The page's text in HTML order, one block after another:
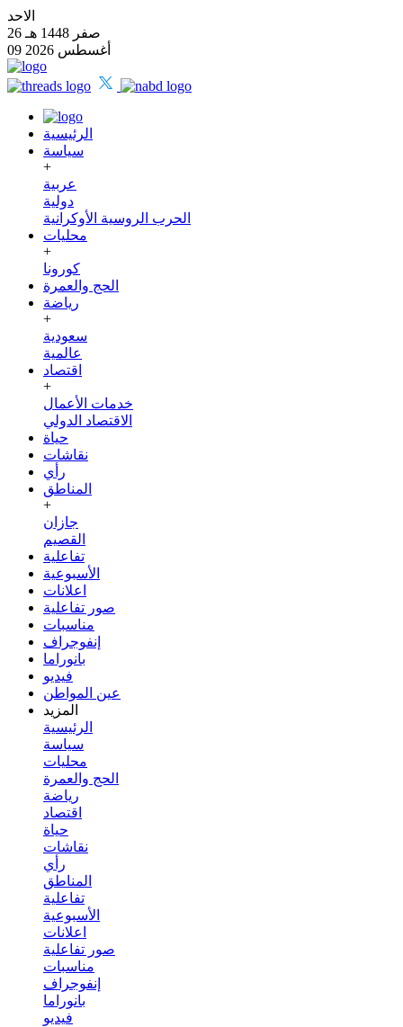
الاحد
26 صفر 1448 هـ
09 أغسطس 2026
الرئيسية
سياسة
+
عربية
دولية
الحرب الروسية الأوكرانية
محليات
+
كورونا
الحج والعمرة
رياضة
+
سعودية
عالمية
اقتصاد
+
خدمات الأعمال
الاقتصاد الدولي
حياة
نقاشات
رأي
المناطق
+
جازان
القصيم
تفاعلية
الأسبوعية
اعلانات
صور تفاعلية
مناسبات
إنفوجراف
بانوراما
فيديو
عين المواطن
المزيد
الرئيسية
سياسة
محليات
الحج والعمرة
رياضة
اقتصاد
حياة
نقاشات
رأي
المناطق
تفاعلية
الأسبوعية
اعلانات
صور تفاعلية
مناسبات
إنفوجراف
بانوراما
فيديو